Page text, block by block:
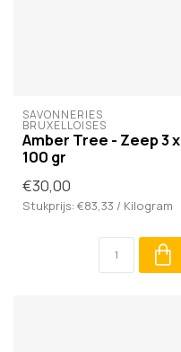
SAVONNERIES
BRUXELLOISES
Amber Tree - Zeep 3 x
100 gr
€30,00
Stukprijs: €83,33 / Kilogram